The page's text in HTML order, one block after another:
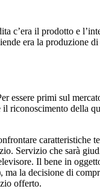
il prodotto e
era la produzione
primi sul
riconoscimento
Servizio che sarà
Il bene in
la decisione di
offerto.